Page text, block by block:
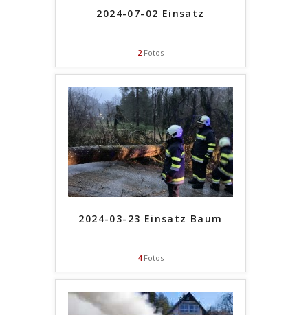
2024-07-02 Einsatz
2Fotos
2024-03-23 Einsatz Baum
4Fotos